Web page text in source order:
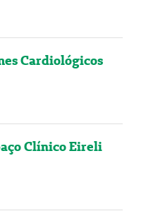
Cardiológicos
Clínico Eireli